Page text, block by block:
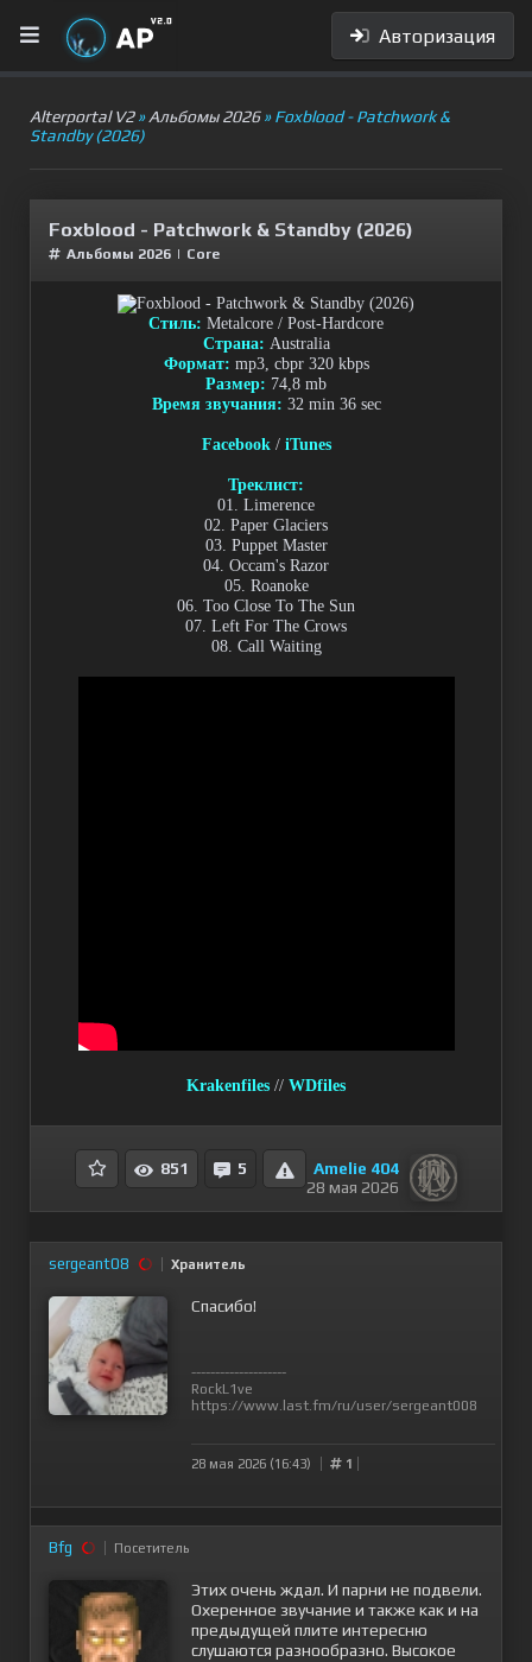
Авторизация
Alterportal V2»Альбомы 2026» Foxblood - Patchwork &
Standby (2026)
Foxblood - Patchwork & Standby (2026)
Альбомы 2026 | Сore
Стиль: Metalcore / Post-Hardcore
Страна: Australia
Формат: mp3, cbpr 320 kbps
Размер: 74,8 mb
Время звучания: 32 min 36 sec
Facebook/ iTunes
Треклист:
01. Limerence
02. Paper Glaciers
03. Puppet Master
04. Occam's Razor
05. Roanoke
06. Too Close To The Sun
07. Left For The Crows
08. Call Waiting
Krakenfiles // WDfiles
851 5
Amelie 404
28 мая 2026
sergeant08 Хранитель
Спасибо!
--------------------
RockL1ve
https://www.last.fm/ru/user/sergeant008
28 мая 2026 (16:43) 1
Bfg Посетитель
Этих очень ждал. И парни не подвели.
Охеренное звучание и также как и на
предыдущей плите интересню
слушаются разнообразно. Высокое